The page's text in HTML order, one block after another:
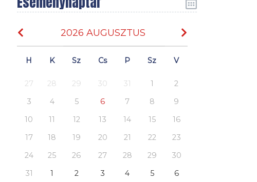
2026 AUGUSZTUS
H K Sz Cs P Sz V
27 28 29 30 31 1
2
3
4 5 6 7 8
9
10
11 12 13 14 15
16
17
18 19 20 21 22
23
24
25 26 27 28 29
30
31
1 2 3 4 5 6